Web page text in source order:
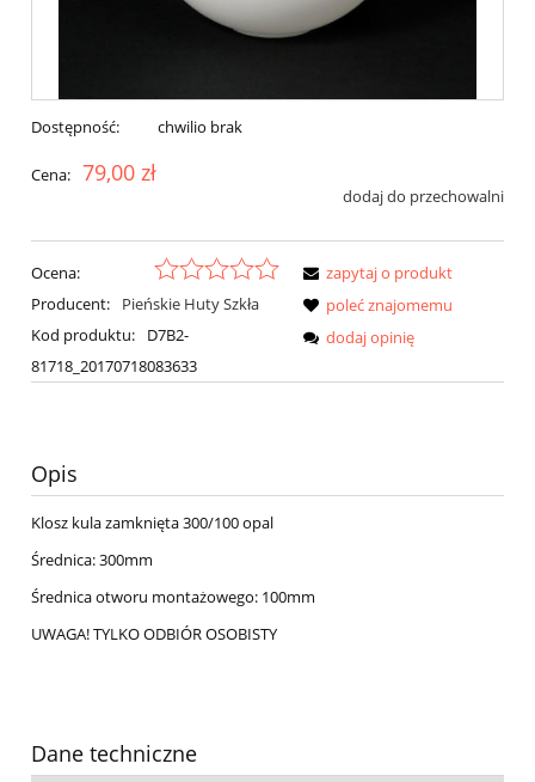
Dostępność: chwilio brak
Cena: 79,00 zł
dodaj do przechowalni
Ocena:
Producent:
Pieńskie Huty Szkła
Kod produktu:
D7B2-
81718_20170718083633
zapytaj o produkt
poleć znajomemu
dodaj opinię
Opis
Klosz kula zamknięta 300/100 opal
Średnica: 300mm
Średnica otworu montażowego: 100mm
UWAGA! TYLKO ODBIÓR OSOBISTY
Dane techniczne